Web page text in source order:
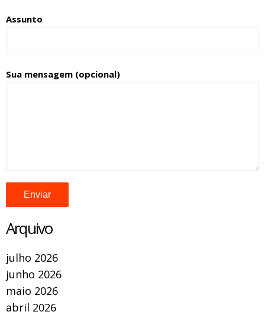
Assunto
Sua mensagem (opcional)
Arquivo
julho 2026
junho 2026
maio 2026
abril 2026